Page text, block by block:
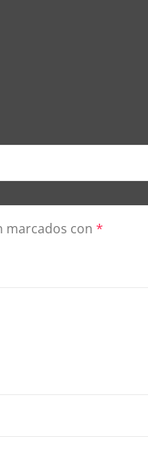
marcados con *